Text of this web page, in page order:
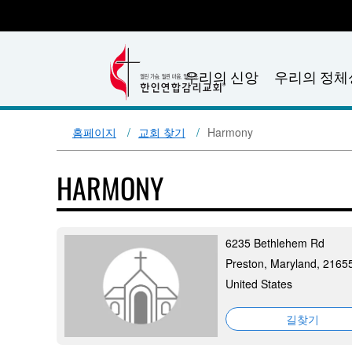
우리의 신앙 우리의 정체
홈페이지 교회 찾기 Harmony
HARMONY
6235 Bethlehem Rd
Preston, Maryland,
United States
길찾기